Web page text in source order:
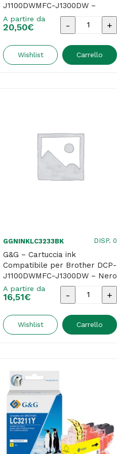
J1100DWMFC-J1300DW –
Giallo
A partire da
20,50€
G&G
Cartuccia
J1100DWMFC-
J1300DW
Wishlist Carrello
GGNINKLC3233BK DISP. 0
G&G – Cartuccia ink
Compatibile per Brother DCP-
J1100DWMFC-J1300DW – Nero
A partire da
16,51€
G&G
Cartuccia
DCP-
J1300DW
-
Wishlist Carrello